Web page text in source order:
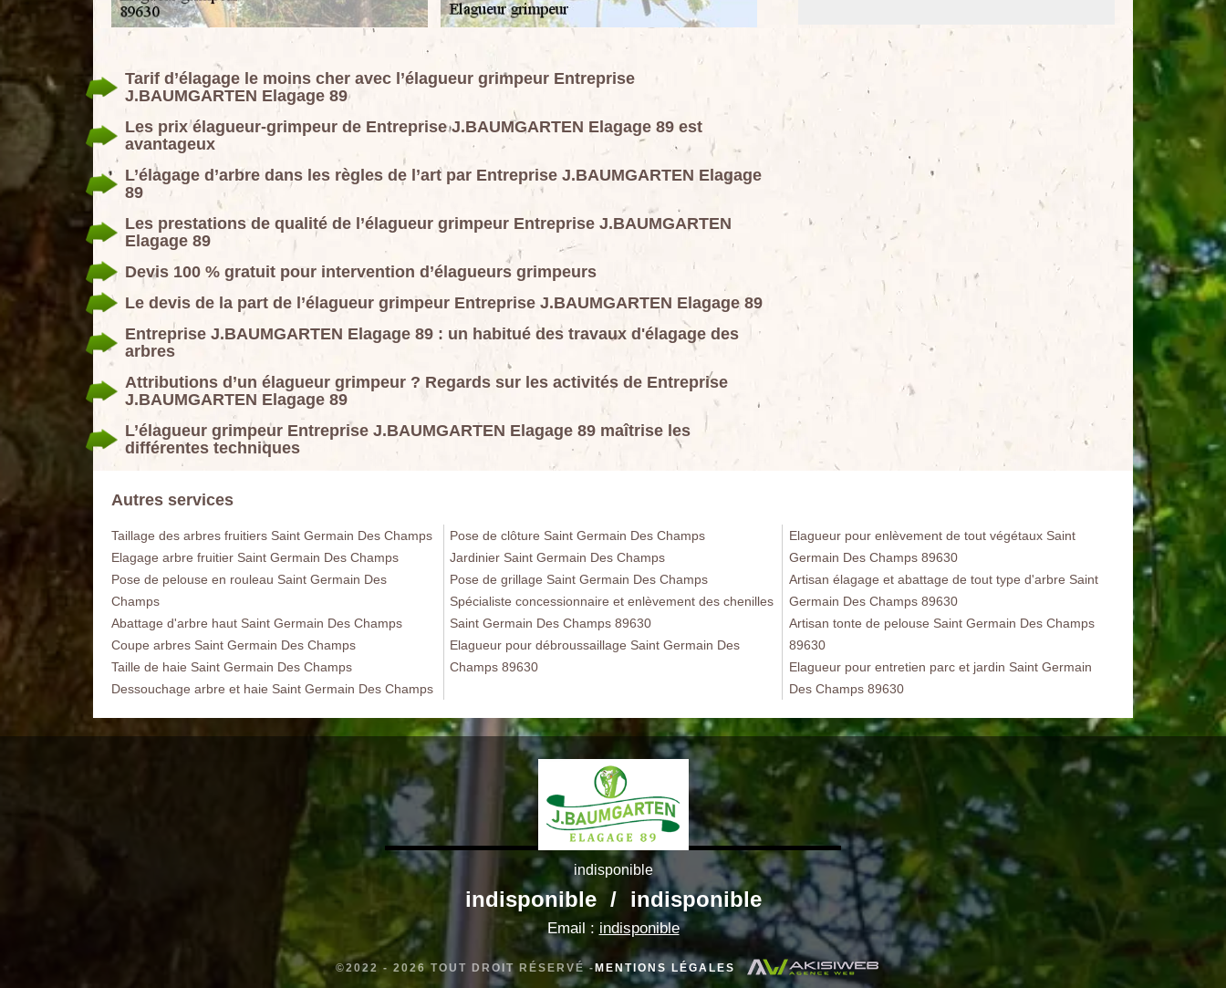
Tarif d’élagage le moins cher avec l’élagueur grimpeur Entreprise
J.BAUMGARTEN Elagage 89
Les prix élagueur-grimpeur de Entreprise J.BAUMGARTEN Elagage 89 est
avantageux
L’élagage d’arbre dans les règles de l’art par Entreprise J.BAUMGARTEN Elagage
89
Les prestations de qualité de l’élagueur grimpeur Entreprise J.BAUMGARTEN
Elagage 89
Devis 100 % gratuit pour intervention d’élagueurs grimpeurs
Le devis de la part de l’élagueur grimpeur Entreprise J.BAUMGARTEN Elagage 89
Entreprise J.BAUMGARTEN Elagage 89 : un habitué des travaux d'élagage des
arbres
Attributions d’un élagueur grimpeur ? Regards sur les activités de Entreprise
J.BAUMGARTEN Elagage 89
L’élagueur grimpeur Entreprise J.BAUMGARTEN Elagage 89 maîtrise les
différentes techniques
Autres services
Taillage des arbres fruitiers Saint Germain Des Champs
Elagage arbre fruitier Saint Germain Des Champs
Pose de pelouse en rouleau Saint Germain Des
Champs
Abattage d'arbre haut Saint Germain Des Champs
Coupe arbres Saint Germain Des Champs
Taille de haie Saint Germain Des Champs
Dessouchage arbre et haie Saint Germain Des Champs
Pose de clôture Saint Germain Des Champs
Jardinier Saint Germain Des Champs
Pose de grillage Saint Germain Des Champs
Spécialiste concessionnaire et enlèvement des chenilles
Saint Germain Des Champs 89630
Elagueur pour débroussaillage Saint Germain Des
Champs 89630
Elagueur pour enlèvement de tout végétaux Saint
Germain Des Champs 89630
Artisan élagage et abattage de tout type d'arbre Saint
Germain Des Champs 89630
Artisan tonte de pelouse Saint Germain Des Champs
89630
Elagueur pour entretien parc et jardin Saint Germain
Des Champs 89630
indisponible
indisponible / indisponible
Email : indisponible
©2022 - 2026 TOUT DROIT RÉSERVÉ -MENTIONS LÉGALES